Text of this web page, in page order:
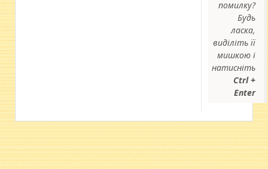
помилку?
Будь
ласка,
виділіть її
мишкою і
натисніть
Ctrl +
Enter